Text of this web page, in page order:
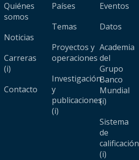
Quiénes
somos
Noticias
Carreras
(i)
Contacto
Países
Temas
Proyectos y
operaciones
Investigación
y
publicaciones
(i)
Eventos
Datos
Academia
del
Grupo
Banco
Mundial
(i)
Sistema
de
calificación
(i)